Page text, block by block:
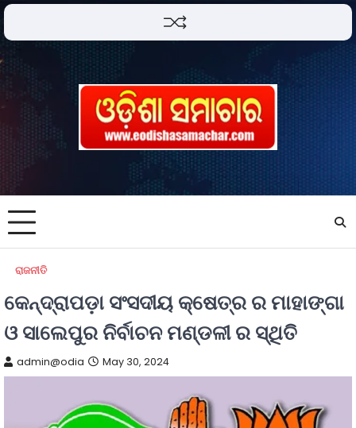
ରାଜନୀତି
କେନ୍ଦ୍ରାପଡ଼ା ସଂସଦୀୟ କ୍ଷେତ୍ର ର ମାହାଙ୍ଗା
ଓ ସାଲେପୁର ନିର୍ବାଚନ ମଣ୍ଡଳୀ ର ସ୍ଥିତି
admin@odia May 30, 2024